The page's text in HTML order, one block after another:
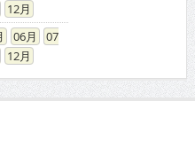
12
06
07
12